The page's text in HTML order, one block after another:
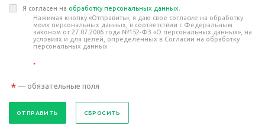
Я согласен на обработку персональных данных
Нажимая кнопку «Отправить», я даю свое согласие на обработку
моих персональных данных, в соответствии с Федеральным
законом от 27.07.2006 года №152-ФЗ «О персональных данных», на
условиях и для целей, определенных в Согласии на обработку
персональных данных
*
* — обязательные поля
СБРОСИТЬ